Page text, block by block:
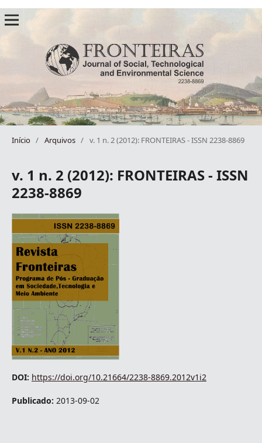
Início / Arquivos / v. 1 n. 2 (2012): FRONTEIRAS - ISSN 2238-8869
v. 1 n. 2 (2012): FRONTEIRAS - ISSN
2238-8869
DOI: https://doi.org/10.21664/2238-8869.2012v1i2
Publicado: 2013-09-02